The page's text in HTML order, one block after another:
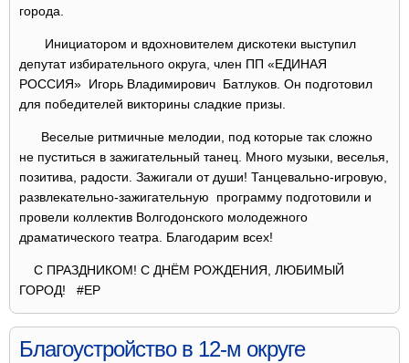
города.
Инициатором и вдохновителем дискотеки выступил
депутат избирательного округа, член ПП «ЕДИНАЯ
РОССИЯ» Игорь Владимирович Батлуков. Он подготовил
для победителей викторины сладкие призы.
Веселые ритмичные мелодии, под которые так сложно
не пуститься в зажигательный танец. Много музыки, веселья,
позитива, радости. Зажигали от души! Танцевально-игровую,
развлекательно-зажигательную программу подготовили и
провели коллектив Волгодонского молодежного
драматического театра. Благодарим всех!
С ПРАЗДНИКОМ! С ДНЁМ РОЖДЕНИЯ, ЛЮБИМЫЙ
ГОРОД! #ЕР
Благоустройство в 12-м округе